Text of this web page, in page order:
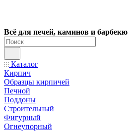
Всё для печей, каминов и барбекю
Каталог
Кирпич
Образцы кирпичей
Печной
Поддоны
Строительный
Фигурный
Огнеупорный